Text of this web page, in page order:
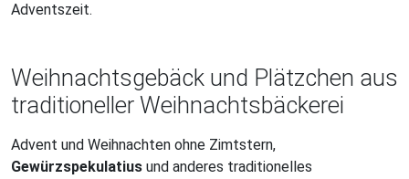
Adventszeit.
Weihnachtsgebäck und Plätzchen aus
traditioneller Weihnachtsbäckerei
Advent und Weihnachten ohne Zimtstern,
Gewürzspekulatius und anderes traditionelles